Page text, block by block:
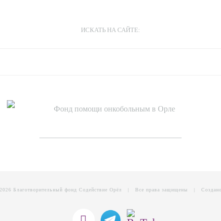
ИСКАТЬ НА САЙТЕ:
2026 Благотворительный фонд Содействие Орёл | Все права защищены | Создано
TelegramRuTube